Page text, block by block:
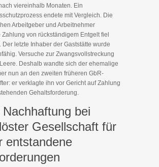
viereinhalb Monaten. Ein
endete mit Vergleich. Die
Arbeitgeber und Arbeitnehmer
von rückständigem Entgelt fiel
Der letzte Inhaber der Gaststätte wurde
Versuche zur Zwangsvollstreckung
Deshalb wandte sich der ehemalige
nun an den zweiten früheren GbR-
er verklagte ihn vor Gericht auf Zahlung
Gehaltsforderung.
Nachhaftung bei
Gesellschaft für
entstandene